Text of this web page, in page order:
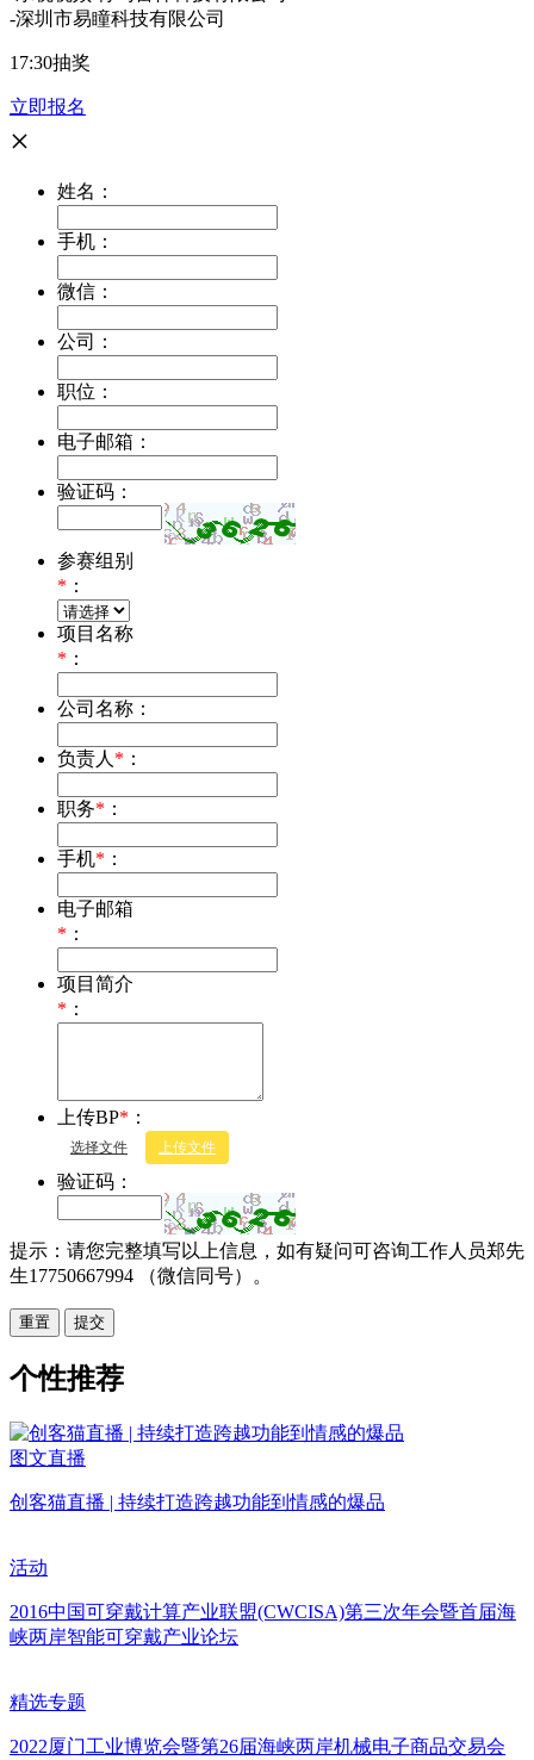
-深圳市易瞳科技有限公司
17:30抽奖
立即报名
×
姓名：
手机：
微信：
公司：
职位：
电子邮箱：
验证码：
参赛组别
* ：
项目名称
* ：
公司名称：
负责人 * ：
职务* ：
手机* ：
电子邮箱
* ：
项目简介
* ：
上传BP* ：
选择文件 上传文件
验证码：
提示：请您完整填写以上信息，如有疑问可咨询工作人员郑先
生17750667994 （微信同号）。
重置
个性推荐
图文直播
创客猫直播 | 持续打造跨越功能到情感的爆品
活动
2016中国可穿戴计算产业联盟(CWCISA)第三次年会暨首届海
峡两岸智能可穿戴产业论坛
精选专题
2022厦门工业博览会暨第26届海峡两岸机械电子商品交易会